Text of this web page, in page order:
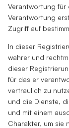
Verantwortung für
Verantwortung
Zugriff auf
In dieser
wahrer und
dieser
für das er
vertraulich zu
und die Dienste,
und mit einem
Charakter, um sie